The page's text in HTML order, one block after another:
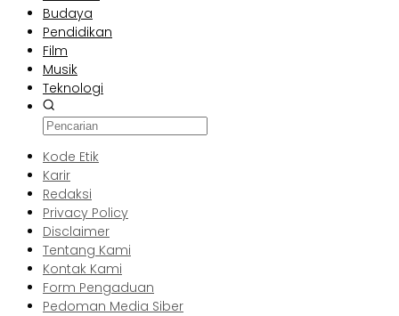
Budaya
Pendidikan
Film
Musik
Teknologi
Kode Etik
Karir
Redaksi
Privacy Policy
Disclaimer
Tentang Kami
Kontak Kami
Form Pengaduan
Pedoman Media Siber